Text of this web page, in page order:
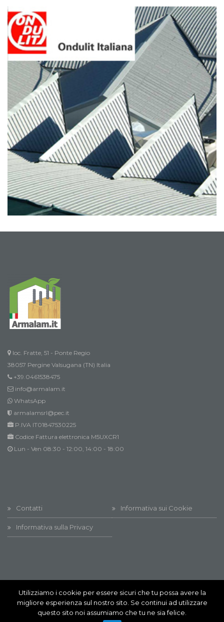
Maggio 20, 2019
Ondulit Italia
loc. Fratte, 51 - Ponte Regio
38057 Pergine Valsugana (TN) Italia
+39.0461538475
info@armalam.it
WhatsApp
armalamsrl@pec.it
P.IVA IT01847530225
Codice Fattura elettronica M5UXCR1
Lun - Ven 08:30 - 12:00, 14:00 - 18:00
Contatti Informativa sui Cookie
Informativa sulla Privacy
Innovation @ All rights reserved
Innovation @ All rights reserved
Utilizziamo i cookie per essere sicuri che tu possa avere la
migliore esperienza sul nostro sito. Se continui ad utilizzare
questo sito noi assumiamo che tu ne sia felice.